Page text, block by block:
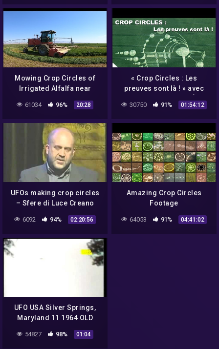
Mowing Crop Circles of
Irrigated Alfalfa near
61034 96% 20:28
« Crop Circles : Les
preuves sont là ! » avec
30750 91% 01:54:12
UFOs making crop circles
– Sfere di Luce Creano
6092 94% 02:20:56
Amazing Crop Circles
Footage
64053 91% 04:41:02
UFO USA Silver Springs,
Maryland 11 1964 OLD
POSSIBLE HOAX
54827 98% 01:04